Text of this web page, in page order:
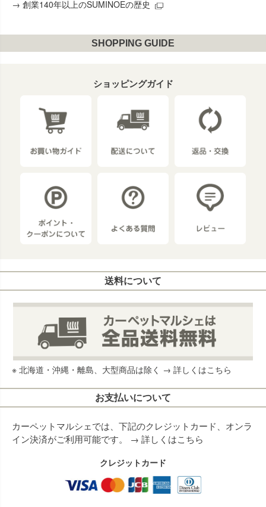
→ 創業140年以上のSUMINOEの歴史
SHOPPING GUIDE
ショッピングガイド
送料について
※ 北海道・沖縄・離島、大型商品は除く → 詳しくはこちら
お支払いについて
カーペットマルシェでは、下記のクレジットカード、オンラ
イン決済がご利用可能です。 → 詳しくはこちら
クレジットカード